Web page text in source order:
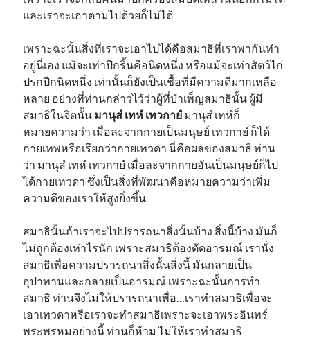
และเราจะเอาตามไปด้วยก็ไม่ได้
เพราะฉะนั้นสิ่งที่เราจะเอาไปได้คือสมาธิที่เราพากันทำ
อยู่นี่เอง แม้จะเท่าปีกริ้นคือนิดหนึ่ง หรือแม้จะเท่าสัตว์ไก่
ปรกปีกนิดหนึ่ง เท่านั้นก็ยังเป็นเชื้อที่มีความดีมากเหลือ
หลาย อย่างที่ท่านกล่าวไว้ว่าผู้ที่บำเพ็ญสมาธินั้น ผู้มี
สมาธิในจิตนั้น มานุสํ เทหํ เทวกายํ มานุสํ เทหํก็
หมายความว่า เมื่อละจากกายเป็นมนุษย์ เทวกายํ ก็ได้
กายเทพหรือเรียกว่ากายเทวดา นี่คือผลของสมาธิ ท่าน
ว่า มานุสํ เทหํ เทวกายํ เมื่อละจากกายอันเป็นมนุษย์ก็ไป
ได้กายเทวดา ซึ่งเป็นสิ่งที่พัฒนาคือหมายความว่าเพิ่ม
ความดีของเราให้สูงยิ่งขึ้น
สมาธินั้นถ้าเราจะไปปรารถนาสิ่งนั้นบ้าง สิ่งนี้บ้าง มันก็
ไม่ถูกต้องเท่าไรนัก เพราะสมาธิต้องตัดอารมณ์ เรานั่ง
สมาธิเพื่อความปรารถนาสิ่งนั้นสิ่งนี้ มันกลายเป็น
อุปาทานและกลายเป็นอารมณ์ เพราะฉะนั้นการทำ
สมาธิ ท่านจึงไม่ให้ปรารถนาเพื่อ…เราทำสมาธิเพื่อจะ
เอาเทวดาหรือเราจะทำสมาธิเพราะจะเอาพระอินทร์
พระพรหมอย่างนี้ ท่านก็ห้าม ไม่ให้เราทำสมาธิ